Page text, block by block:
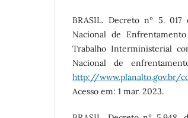
BRASIL. Decreto nº 5.
Nacional de
Trabalho Interministerial
Nacional de
http://www.planalto.gov.br/
Acesso em: 1 mar. 2023.